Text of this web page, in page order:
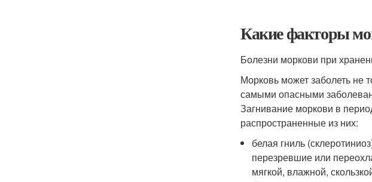
Какие факторы
Болезни моркови при
Морковь может заболеть не
самыми опасными
Загнивание моркови в
распространенные из них:
белая гниль
перезревшие или
мягкой, влажной,